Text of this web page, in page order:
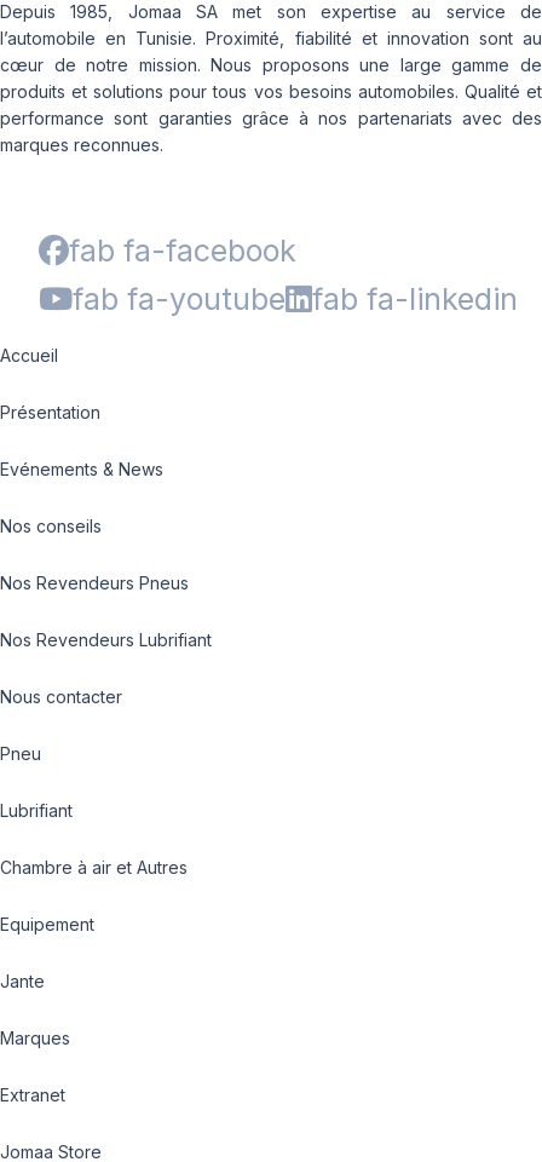
Depuis 1985, Jomaa SA met son expertise au service de
l’automobile en Tunisie. Proximité, fiabilité et innovation sont au
cœur de notre mission. Nous proposons une large gamme de
produits et solutions pour tous vos besoins automobiles. Qualité et
performance sont garanties grâce à nos partenariats avec des
marques reconnues.
fab fa-facebook
fab fa-youtube
fab fa-linkedin
Accueil
Présentation
Evénements & News
Nos conseils
Nos Revendeurs Pneus
Nos Revendeurs Lubrifiant
Nous contacter
Pneu
Lubrifiant
Chambre à air et Autres
Equipement
Jante
Marques
Extranet
Jomaa Store